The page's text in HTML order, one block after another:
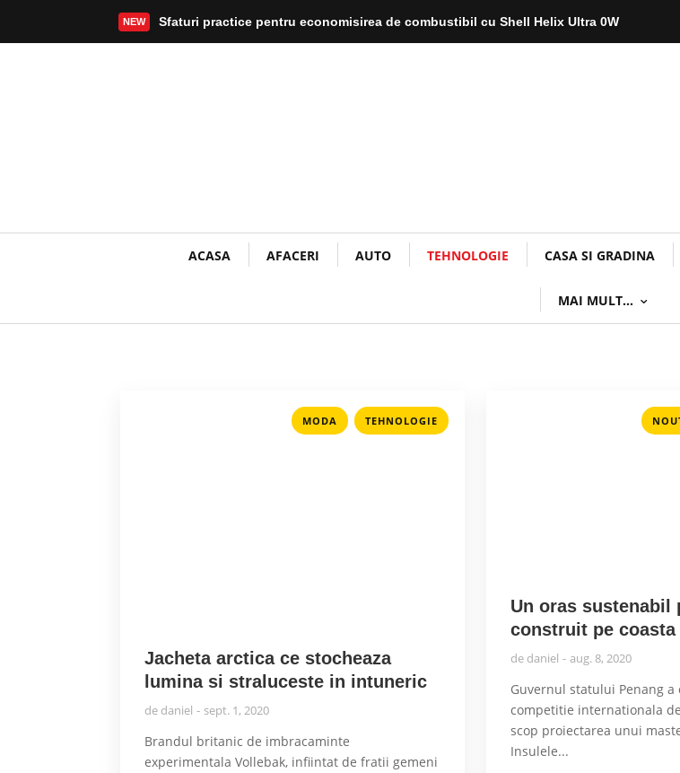
NEW Sfaturi practice pentru economisirea de combustibil cu Shell Helix Ultra 0W
Mai mult
ACASA AFACERI AUTO TEHNOLOGIE CASA SI GRADINA
MAI MULT…
MODA , TEHNOLOGIE
Jacheta arctica ce stocheaza
lumina si straluceste in intuneric
de daniel sept. 1, 2020
Brandul britanic de imbracaminte
experimentala Vollebak, infiintat de fratii gemeni
Un oras
construit pe coasta
de daniel aug. 8, 2020
Guvernul statului Penang
competitie internationala
scop proiectarea unui
Insulele...